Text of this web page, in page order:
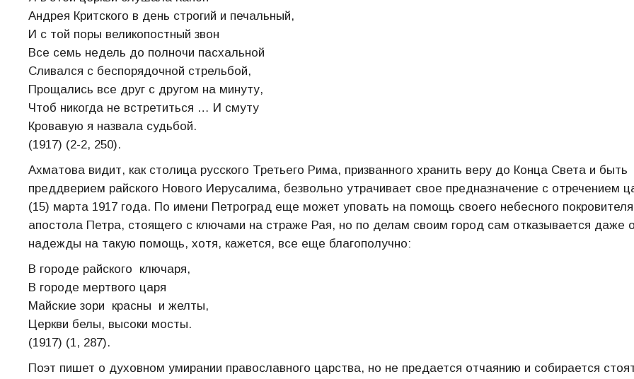
Андрея Критского в день строгий и печальный,
И с той поры великопостный звон
Все семь недель до полночи пасхальной
Сливался с беспорядочной стрельбой,
Прощались все друг с другом на минуту,
Чтоб никогда не встретиться … И смуту
Кровавую я назвала судьбой.
(1917) (2-2, 250).
Ахматова видит, как столица русского Третьего Рима, призванного хранить веру до Конца Света и быть
преддверием райского Нового Иерусалима, безвольно утрачивает свое предназначение с отречением
(15) марта 1917 года. По имени Петроград еще может уповать на помощь своего небесного
апостола Петра, стоящего с ключами на страже Рая, но по делам своим город сам отказывается даже
надежды на такую помощь, хотя, кажется, все еще благополучно:
В городе райского ключаря,
В городе мертвого царя
Майские зори красны и желты,
Церкви белы, высоки мосты.
(1917) (1, 287).
Поэт пишет о духовном умирании православного царства, но не предается отчаянию и собирается